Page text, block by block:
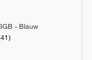
- Blauw
41